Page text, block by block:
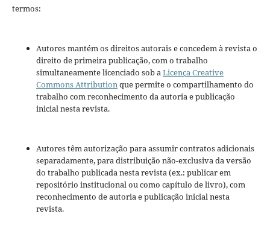
termos:
Autores mantém os direitos autorais e concedem à revista o
direito de primeira publicação, com o trabalho
simultaneamente licenciado sob aLicença Creative
Commons Attributionque permite o compartilhamento do
trabalho com reconhecimento da autoria e publicação
inicial nesta revista.
Autores têm autorização para assumir contratos adicionais
separadamente, para distribuição não-exclusiva da versão
do trabalho publicada nesta revista (ex.: publicar em
repositório institucional ou como capítulo de livro), com
reconhecimento de autoria e publicação inicial nesta
revista.